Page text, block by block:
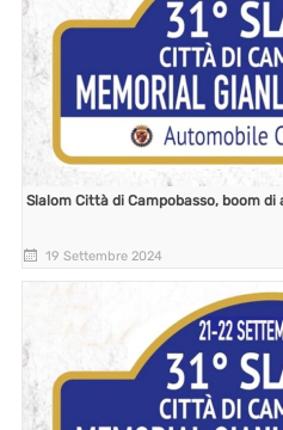
Slalom Città di Campobasso, boom di
19 Settembre 2024